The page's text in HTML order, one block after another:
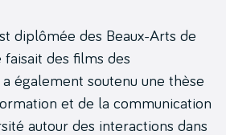
diplômée des Beaux-Arts de
des films des
également soutenu une thèse
et de la communication
autour des interactions dans